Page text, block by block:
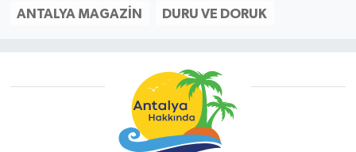
ANTALYA MAGAZIN DURU VE DORUK